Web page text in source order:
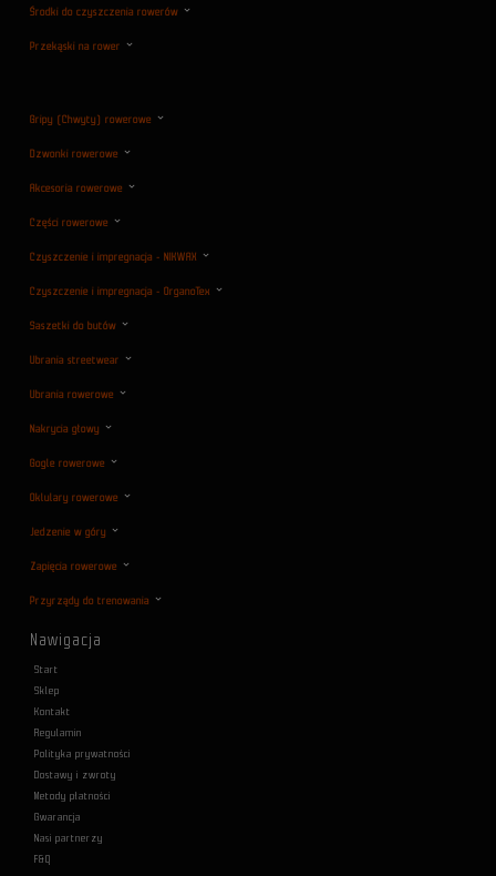
Środki do czyszczenia rowerów
Przekąski na rower
Gripy (Chwyty) rowerowe
Dzwonki rowerowe
Akcesoria rowerowe
Części rowerowe
Czyszczenie i impregnacja - NIKWAX
Czyszczenie i impregnacja - OrganoTex
Saszetki do butów
Ubrania streetwear
Ubrania rowerowe
Nakrycia głowy
Gogle rowerowe
Oklulary rowerowe
Jedzenie w góry
Zapięcia rowerowe
Przyrządy do trenowania
Nawigacja
Start
Sklep
Kontakt
Regulamin
Polityka prywatności
Dostawy i zwroty
Metody płatności
Gwarancja
Nasi partnerzy
F&Q